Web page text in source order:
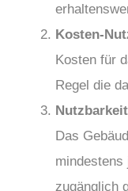
Kosten-
Kosten für
Regel die
Das
mindestens
zugänglich